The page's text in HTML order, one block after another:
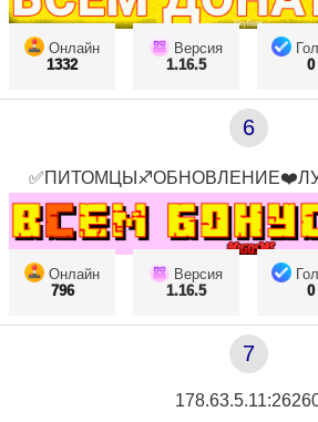
Онлайн
1332
Версия
1.16.5
0
6
Онлайн
796
Версия
1.16.5
0
7